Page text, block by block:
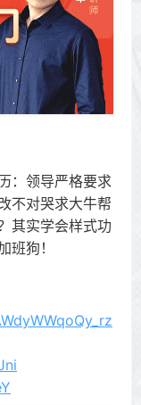
：领导严格要求
不对哭求大牛帮
其实学会样式功
班狗！